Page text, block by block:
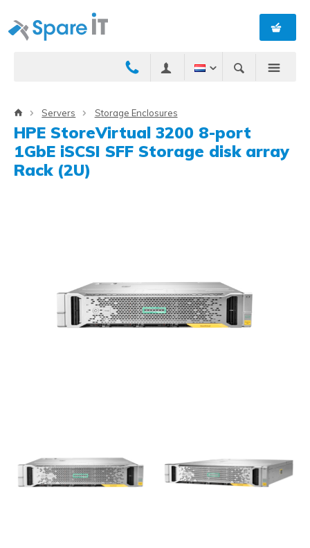
Servers Storage Enclosures
HPE StoreVirtual 3200 8-port
1GbE iSCSI SFF Storage disk array
Rack (2U)